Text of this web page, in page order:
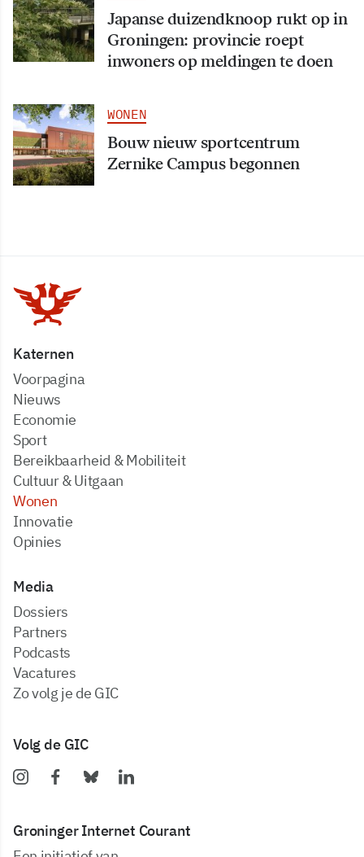
Japanse duizendknoop rukt op in
Groningen: provincie roept
inwoners op meldingen te doen
WONEN
Bouw nieuw sportcentrum
Zernike Campus begonnen
Katernen
Voorpagina
Nieuws
Economie
Sport
Bereikbaarheid & Mobiliteit
Cultuur & Uitgaan
Wonen
Innovatie
Opinies
Media
dossiers
partners
podcasts
vacatures
zo volg je de GIC
Volg de GIC
Groninger Internet Courant